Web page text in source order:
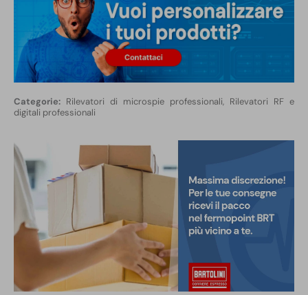
Rilevatori di microspie professionali, Rilevatori RF e
digitali professionali